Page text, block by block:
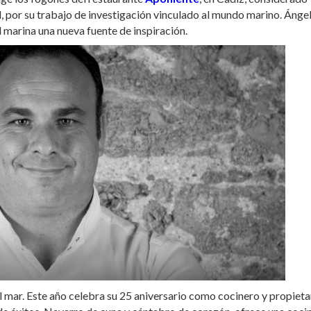
su trabajo de investigación vinculado al mundo marino. Ángel
una nueva fuente de inspiración.
Este año celebra su 25 aniversario como cocinero y